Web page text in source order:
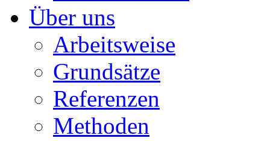
Über uns
Arbeitsweise
Grundsätze
Referenzen
Methoden